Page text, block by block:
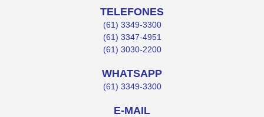
TELEFONES
(61) 3349-3300
(61) 3347-4951
(61) 3030-2200
WHATSAPP
(61) 3349-3300
E-MAIL